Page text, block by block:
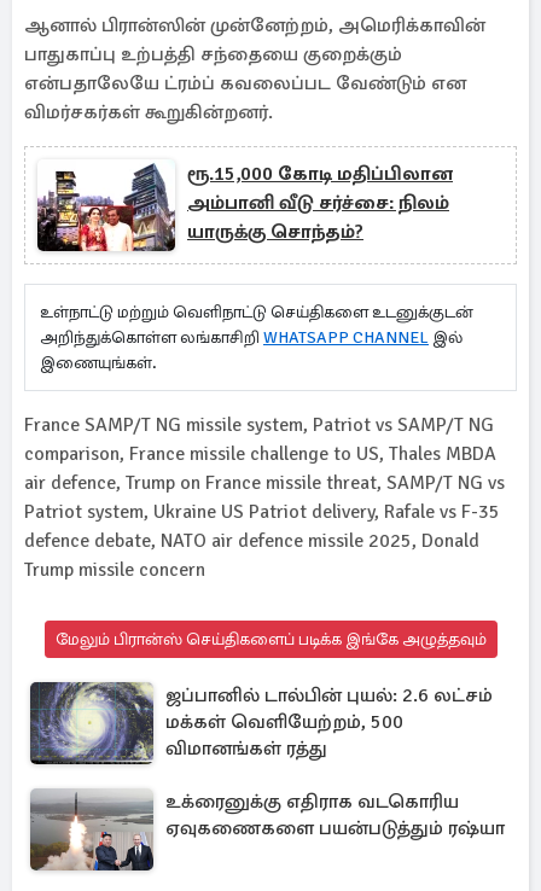
ஆனால் பிரான்ஸின் முன்னேற்றம், அமெரிக்காவின்
பாதுகாப்பு உற்பத்தி சந்தையை குறைக்கும்
என்பதாலேயே ட்ரம்ப் கவலைப்பட வேண்டும் என
விமர்சகர்கள் கூறுகின்றனர்.
ரூ.15,000 கோடி மதிப்பிலான
அம்பானி வீடு சர்ச்சை: நிலம்
யாருக்கு சொந்தம்?
உள்நாட்டு மற்றும் வெளிநாட்டு செய்திகளை உடனுக்குடன்
அறிந்துக்கொள்ள லங்காசிறி WHATSAPP CHANNEL இல்
இணையுங்கள்.
France SAMP/T NG missile system, Patriot vs SAMP/T NG
comparison, France missile challenge to US, Thales MBDA
air defence, Trump on France missile threat, SAMP/T NG vs
Patriot system, Ukraine US Patriot delivery, Rafale vs F-35
defence debate, NATO air defence missile 2025, Donald
Trump missile concern
மேலும் பிரான்ஸ் செய்திகளைப் படிக்க இங்கே அழுத்தவும்
ஜப்பானில் டால்பின் புயல்: 2.6 லட்சம்
மக்கள் வெளியேற்றம், 500
விமானங்கள் ரத்து
உக்ரைனுக்கு எதிராக வடகொரிய
ஏவுகணைகளை பயன்படுத்தும் ரஷ்யா